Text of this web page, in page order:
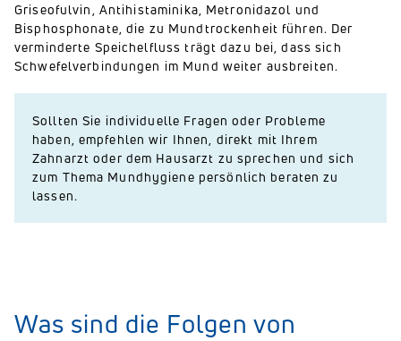
Griseofulvin, Antihistaminika, Metronidazol und
Bisphosphonate, die zu Mundtrockenheit führen. Der
verminderte Speichelfluss trägt dazu bei, dass sich
Schwefelverbindungen im Mund weiter ausbreiten.
Sollten Sie individuelle Fragen oder Probleme
haben, empfehlen wir Ihnen, direkt mit Ihrem
Zahnarzt oder dem Hausarzt zu sprechen und sich
zum Thema Mundhygiene persönlich beraten zu
lassen.
Was sind die Folgen von